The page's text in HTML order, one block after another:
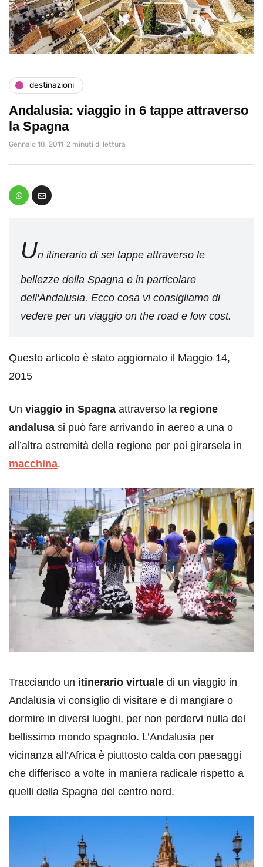
destinazioni
Andalusia: viaggio in 6 tappe attraverso
la Spagna
Gennaio 18, 2011 2 minuti di lettura
Un itinerario di sei tappe attraverso le
bellezze della Spagna e in particolare
dell'Andalusia. Ecco cosa vi consigliamo di
vedere per un viaggio on the road e low cost.
Questo articolo è stato aggiornato il Maggio 14,
2015
Un viaggio in Spagna attraverso la regione
andalusa si può fare arrivando in aereo a una o
all’altra estremità della regione per poi girarsela in
macchina.
Tracciando un itinerario virtuale di un viaggio in
Andalusia vi consiglio di visitare e di mangiare o
dormire in diversi luoghi, per non perdervi nulla del
bellissimo mondo spagnolo. L’Andalusia per
vicinanza all’Africa è piuttosto calda con paesaggi
che differisco a volte in maniera radicale rispetto a
quelli della Spagna del centro nord.